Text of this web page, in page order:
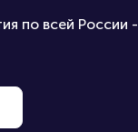
по всей России -